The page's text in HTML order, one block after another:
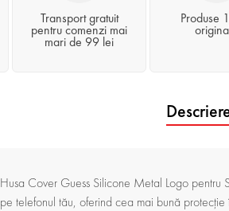
Transport gratuit
pentru comenzi mai
mari de 99 lei
Produse
Husa Cover Guess Silicone Metal Logo pentru
pe telefonul tău, oferind cea mai bună